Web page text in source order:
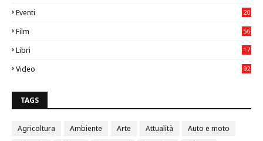
Eventi
20
Film
56
Libri
17
Video
92
TAGS
Agricoltura Ambiente Arte Attualità
Auto e moto